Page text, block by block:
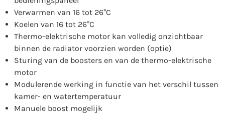
Verwarmen van 16 tot 26°C
Koelen van 16 tot 26°C
Thermo-elektrische motor kan volledig onzichtbaar
binnen de radiator voorzien worden (optie)
Sturing van de boosters en van de thermo-elektrische
motor
Modulerende werking in functie van het verschil tussen
kamer- en watertemperatuur
Manuele boost mogelijk